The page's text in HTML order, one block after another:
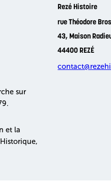
sur
et la
Rezé Histoire
rue Théodore
43, Maison
44400 REZÉ